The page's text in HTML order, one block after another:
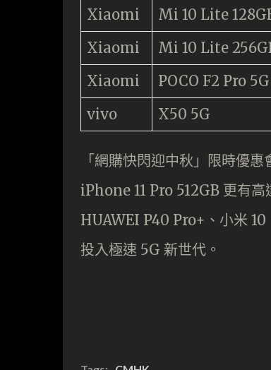
Xiaomi
Mi 10 Lite
Xiaomi
Mi 10 Lite
Xiaomi
POCO F2 Pro 5G
vivo
X50 5G
「網購快閃迎中秋」限時優
iPhone 11 Pro 512GB 更有
HUAWEI P40 Pro+、小米
投入極速 5G 新世代。